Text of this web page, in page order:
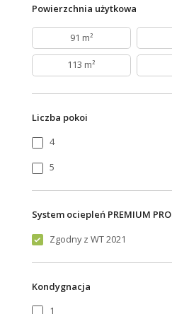
Powierzchnia użytkowa
91 m²
113 m²
Liczba pokoi
4
5
System ociepleń PREMIUM PRO
Zgodny z WT 2021
Kondygnacja
1